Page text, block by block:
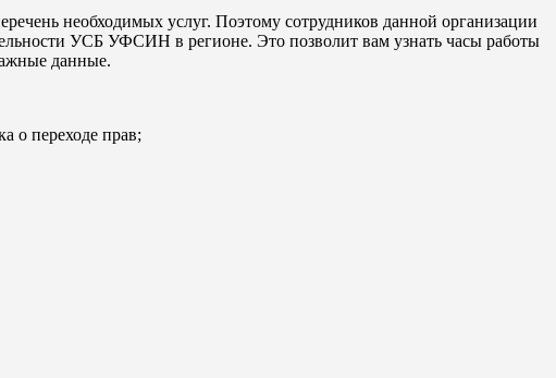
необходимых услуг. Поэтому сотрудников данной организации
УСБ УФСИН в регионе. Это позволит вам узнать часы работы
данные.
о переходе прав;